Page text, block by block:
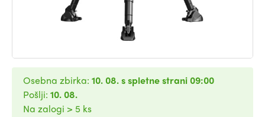
Osebna zbirka: 10. 08. s spletne strani 09:00
Pošlji: 10. 08.
Na zalogi > 5 ks